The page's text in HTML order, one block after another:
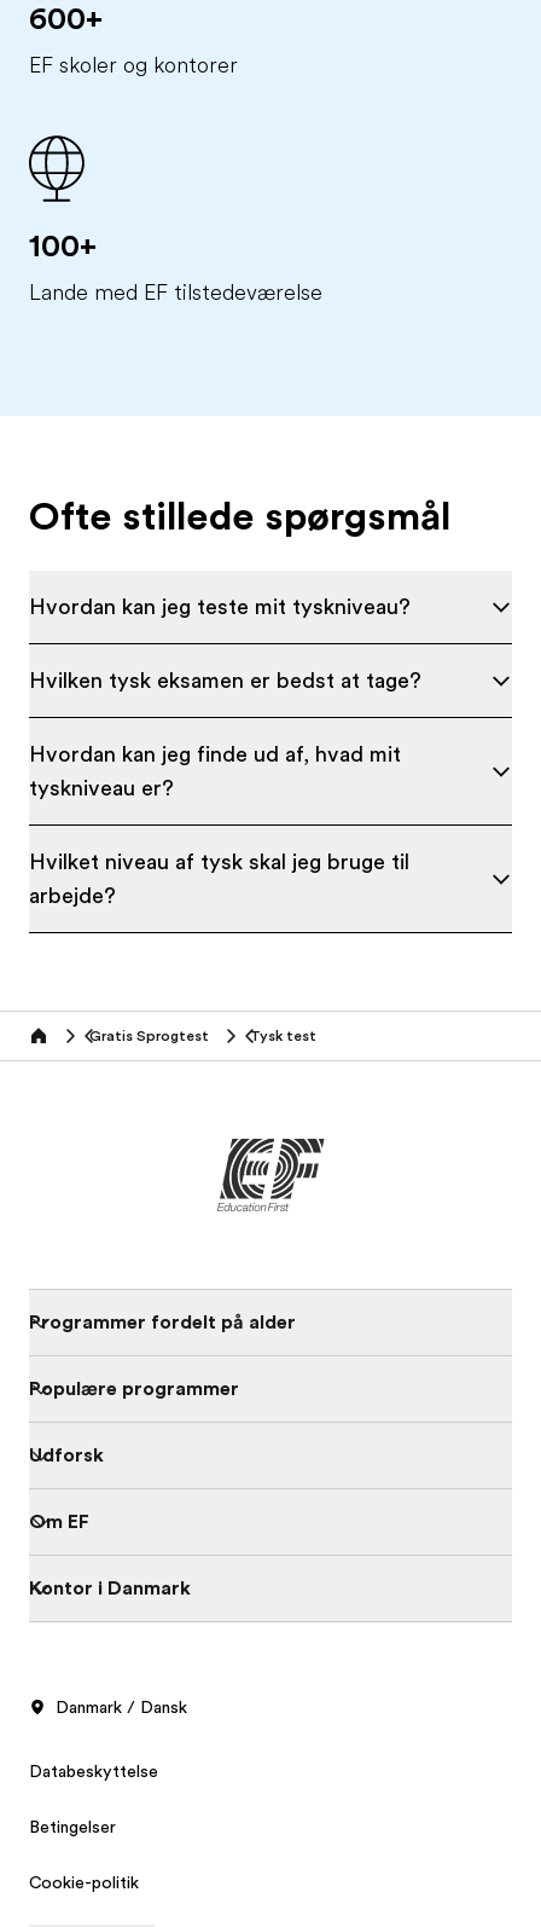
600+
EF skoler og kontorer
100+
Lande med EF tilstedeværelse
Ofte stillede spørgsmål
Hvordan kan jeg teste mit tyskniveau?
Hvilken tysk eksamen er bedst at tage?
Hvordan kan jeg finde ud af, hvad mit
tyskniveau er?
Hvilket niveau af tysk skal jeg bruge til
arbejde?
Home Gratis Sprogtest Tysk test
Programmer fordelt på alder
Populære programmer
Udforsk
Om EF
Kontor i Danmark
Danmark / Dansk
Databeskyttelse
Betingelser
Cookie-politik